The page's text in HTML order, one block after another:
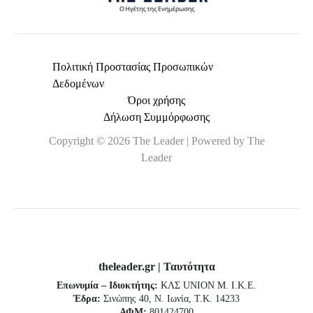
Πολιτική Προστασίας Προσωπικών
Δεδομένων
Όροι χρήσης
Δήλωση Συμμόρφωσης
Copyright © 2026 The Leader | Powered by The
Leader
theleader.gr | Ταυτότητα
Επωνυμία – Ιδιοκτήτης: ΚΛΣ UNION Μ. Ι.Κ.Ε.
Έδρα: Σινώπης 40, Ν. Ιωνία, Τ.Κ. 14233